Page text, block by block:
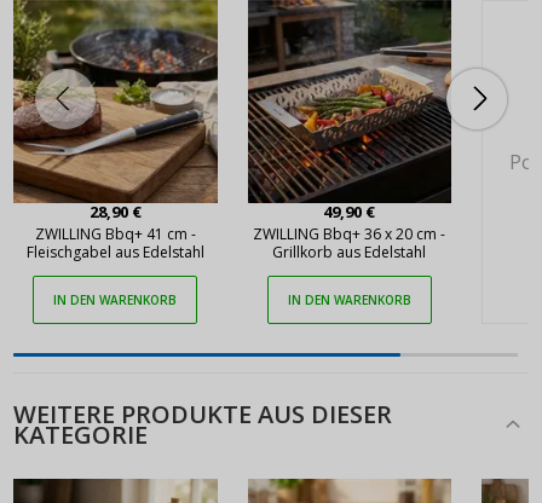
28,90 €
ZWILLING Bbq+ 41 cm -
Fleischgabel aus Edelstahl
IN DEN WARENKORB
49,90 €
ZWILLING Bbq+ 36 x 20 cm -
Grillkorb aus Edelstahl
IN DEN WARENKORB
WEITERE PRODUKTE AUS DIESER
KATEGORIE